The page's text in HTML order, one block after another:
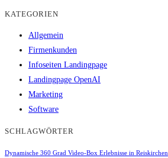
KATEGORIEN
Allgemein
Firmenkunden
Infoseiten Landingpage
Landingpage OpenAI
Marketing
Software
SCHLAGWÖRTER
Dynamische 360 Grad Video-Box Erlebnisse in Reiskirchen